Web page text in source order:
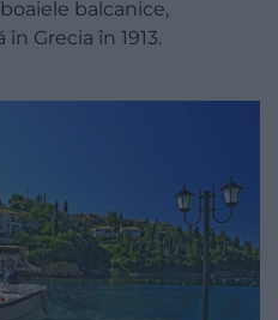
balcanice,
Grecia în 1913.